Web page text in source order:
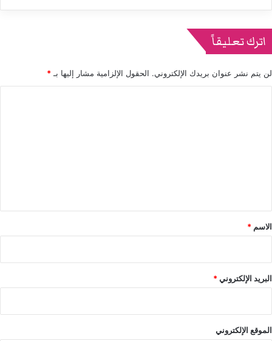
اترك تعليقاً
لن يتم نشر عنوان بريدك الإلكتروني. الحقول الإلزامية مشار إليها بـ*
*
الاسم *
البريد الإلكتروني*
الموقع الإلكتروني